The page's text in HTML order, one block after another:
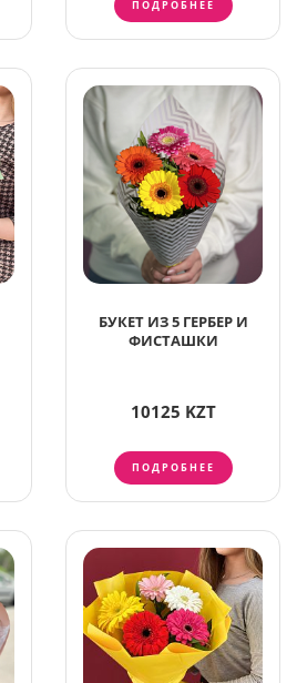
ПОДРОБНЕЕ
БУКЕТ ИЗ 5 ГЕРБЕР И
ФИСТАШКИ
10125 KZT
ПОДРОБНЕЕ